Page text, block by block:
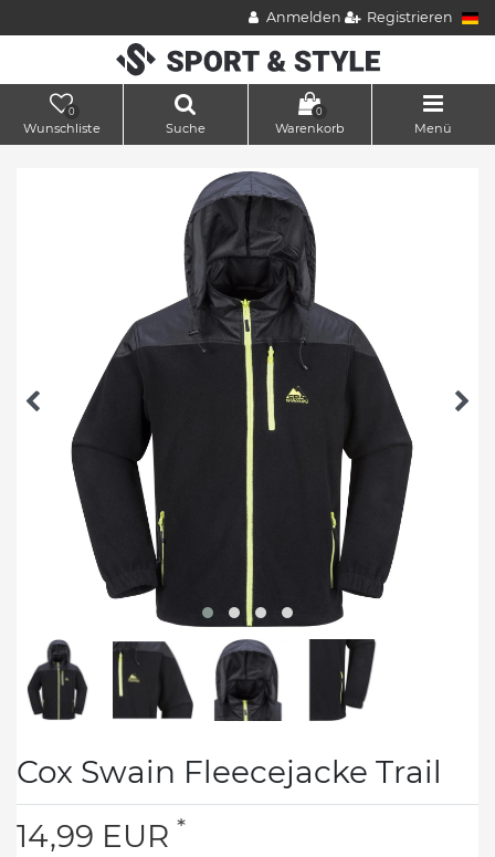
Anmelden Registrieren
0
Wunschliste Suche
0
Warenkorb Menü
Cox Swain Fleecejacke Trail
14,99 EUR *